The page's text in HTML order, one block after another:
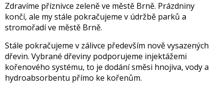
Zdravíme příznivce zeleně ve městě Brně. Prázdniny
končí, ale my stále pokračujeme v údržbě parků a
stromořadí ve městě Brně.
Stále pokračujeme v zálivce především nově vysazených
dřevin. Vybrané dřeviny podporujeme injektážemi
kořenového systému, to je dodání směsi hnojiva, vody a
hydroabsorbentu přímo ke kořenům.